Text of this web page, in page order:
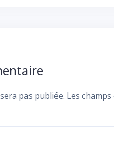
pas publiée. Les